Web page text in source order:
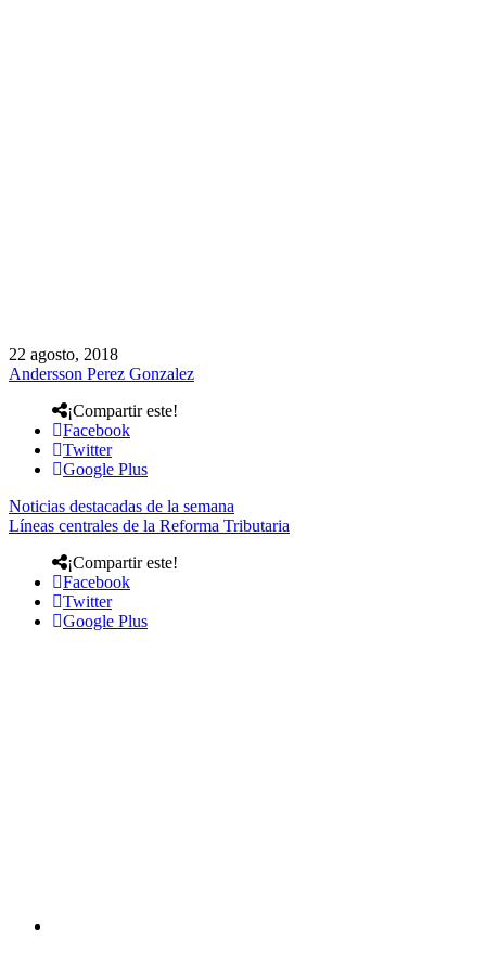
22 agosto, 2018
Andersson Perez Gonzalez
¡Compartir este!
Facebook
Twitter
Google Plus
Noticias destacadas de la semana
Líneas centrales de la Reforma Tributaria
¡Compartir este!
Facebook
Twitter
Google Plus